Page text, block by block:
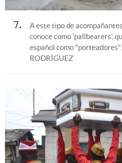
7
A este tipo de
conoce como 'pallbearers',
español como "porteadores".
RODRÍGUEZ